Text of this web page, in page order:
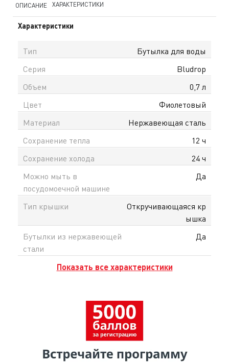
ОПИСАНИЕ ХАРАКТЕРИСТИКИ
Характеристики
Тип
Бутылка для воды
Серия
Bludrop
Объем
0,7 л
Цвет
Фиолетовый
Материал
Нержавеющая сталь
Сохранение тепла
12 ч
Сохранение холода
24 ч
Можно мыть в
посудомоечной машине
Да
Тип крышки
Откручивающаяся кр
ышка
Бутылки из нержавеющей
стали
Да
Показать все характеристики